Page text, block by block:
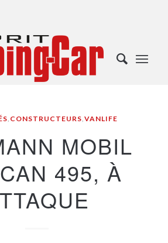
, CONSTRUCTEURS,VANLIFE
MOBIL
495, À